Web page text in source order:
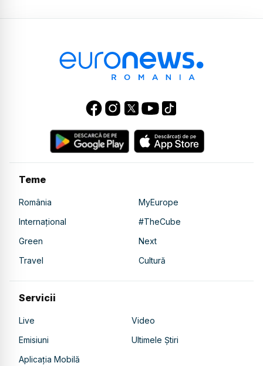
Teme
România
MyEurope
Internațional
#TheCube
Green
Next
Travel
Cultură
Servicii
Live
Video
Emisiuni
Ultimele Știri
Aplicația Mobilă